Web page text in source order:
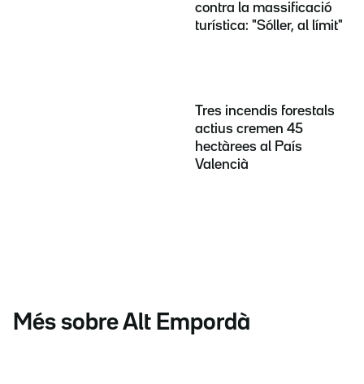
contra la massificació
turística: "Sóller, al límit"
Tres incendis forestals
actius cremen 45
hectàrees al País
Valencià
Més sobre Alt Empordà